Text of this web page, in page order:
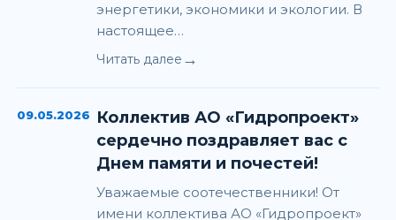
энергетики, экономики и экологии. В
настоящее…
Читать далее →
09.05.2026
Коллектив АО «Гидропроект»
сердечно поздравляет вас с
Днем памяти и почестей!
Уважаемые соотечественники! От
имени коллектива АО «Гидропроект»